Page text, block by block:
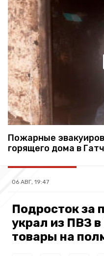
Пожарные
горящего дома в
06 АВГ, 19:47
Подросток за
украл из ПВЗ
товары на